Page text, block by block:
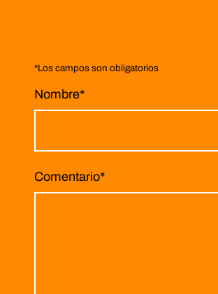
*Los campos son obligatorios
Nombre*
Comentario*